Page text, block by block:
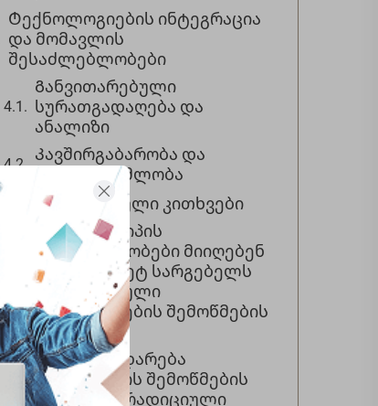
Ტექნოლოგიების ინტეგრაცია
და მომავლის
შესაძლებლობები
Განვითარებული
სურათგადაღება და
ანალიზი
Კავშირგაბარობა და
თანამშრომლობა
Ხშირად დასმული კითხვები
Რომელი ტიპის
მოწყობილობები მიიღებენ
ყველაზე მეტ სარგებელს
ინდუსტრიული
ენდოსკოპების შემოწმების
დროს?
Როგორ შედარება
ენდოსკოპის შემოწმების
სიზუსტე ტრადიციული